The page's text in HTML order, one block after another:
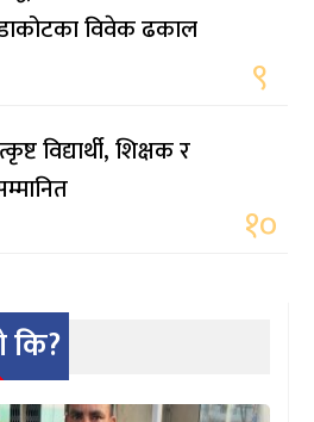
विवेक ढकाल
९
विद्यार्थी, शिक्षक र
१०
कि?